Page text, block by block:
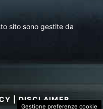
sito sono gestite da
|DISCLAIMER
Gestione preferenze cookie